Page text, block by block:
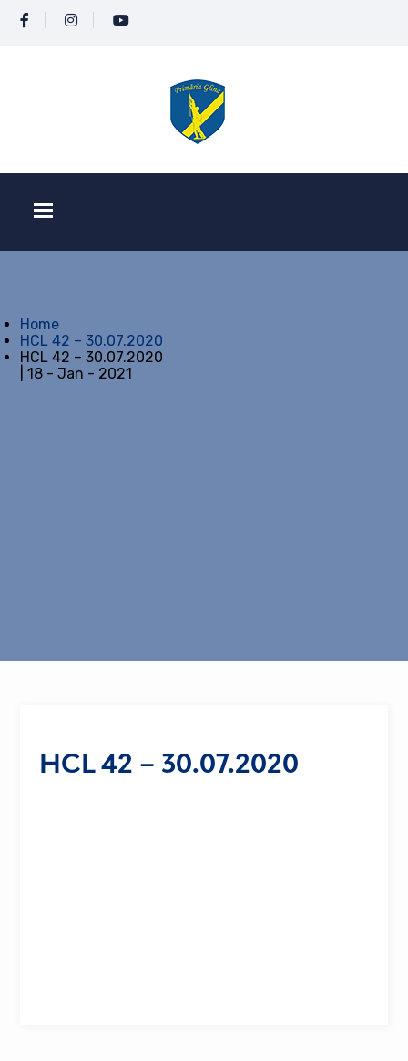
Home
HCL 42 – 30.07.2020
HCL 42 – 30.07.2020
| 18 - Jan - 2021
HCL 42 – 30.07.2020